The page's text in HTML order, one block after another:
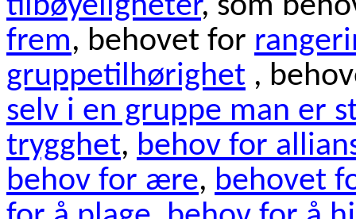
frem, behovet for
gruppetilhørighet ,
selv i en gruppe man er
trygghet, behov for
behov for ære, behovet